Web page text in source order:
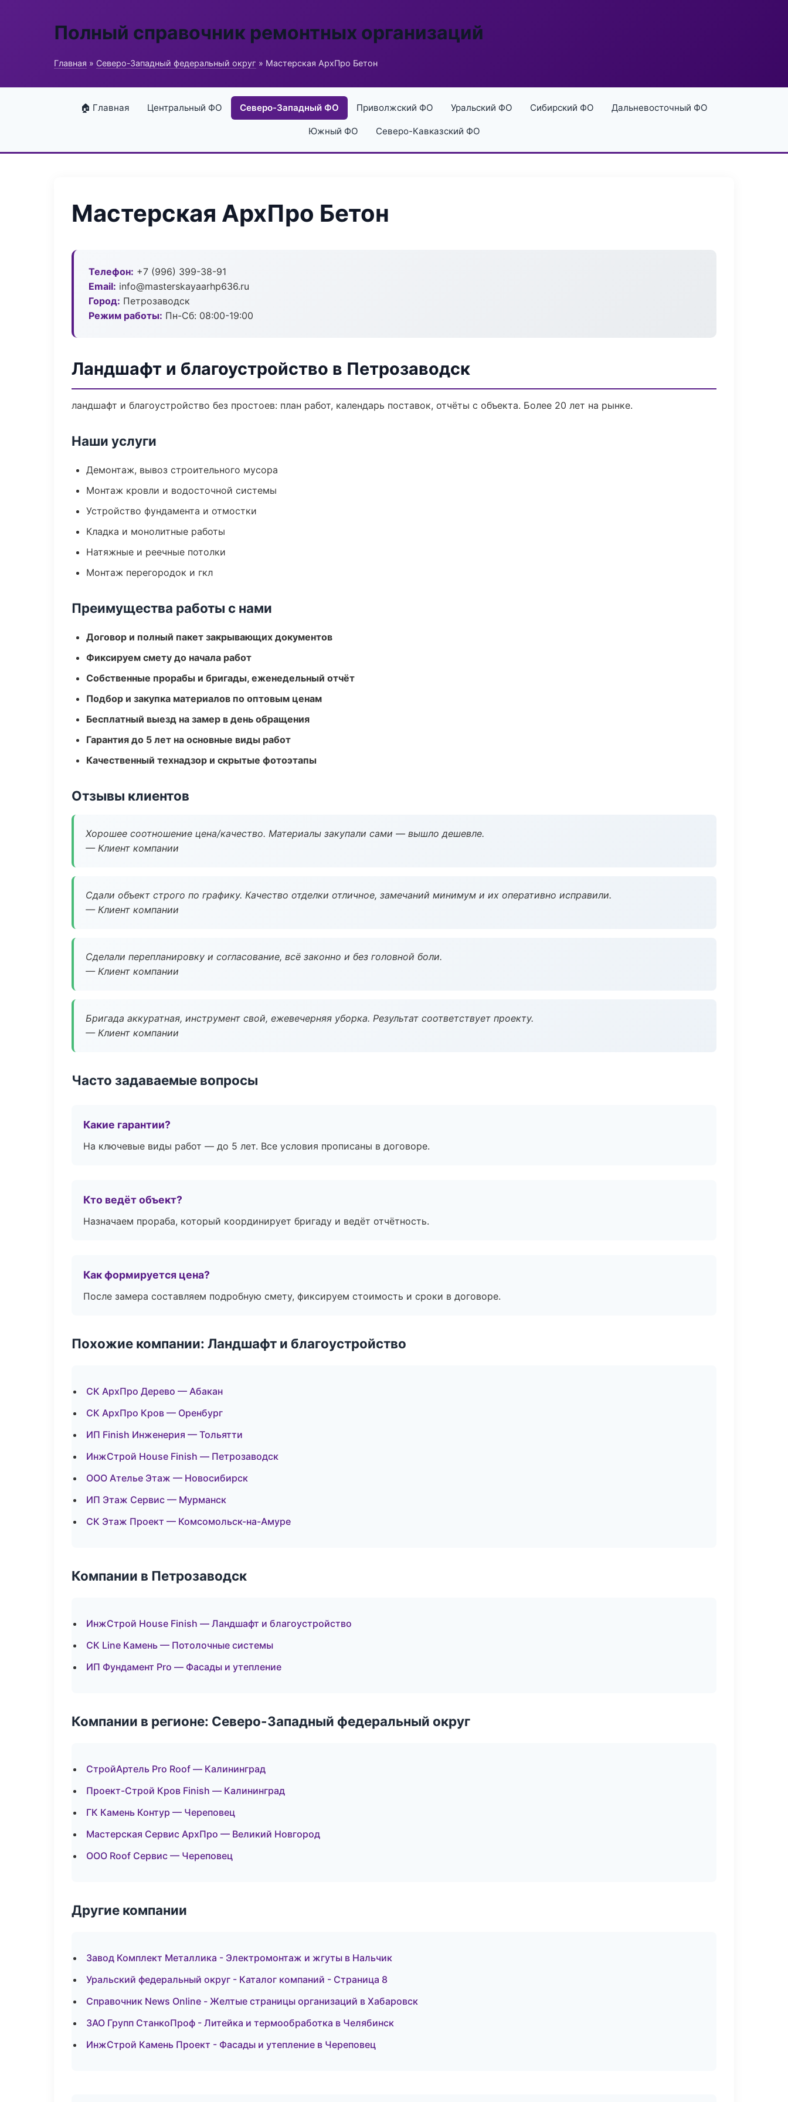
Полный справочник ремонтных организаций
Главная » Северо-Западный федеральный округ » Мастерская АрхПро Бетон
🏠 Главная Центральный ФО Северо-Западный ФО Приволжский ФО Уральский ФО Сибирский ФО Дальневосточный ФО
Южный ФО Северо-Кавказский ФО
Мастерская АрхПро Бетон
Телефон: +7 (996) 399-38-91
Email: info@masterskayaarhp636.ru
Город: Петрозаводск
Режим работы: Пн-Сб: 08:00-19:00
Ландшафт и благоустройство в Петрозаводск
ландшафт и благоустройство без простоев: план работ, календарь поставок, отчёты с объекта. Более 20 лет на рынке.
Наши услуги
Демонтаж, вывоз строительного мусора
Монтаж кровли и водосточной системы
Устройство фундамента и отмостки
Кладка и монолитные работы
Натяжные и реечные потолки
Монтаж перегородок и гкл
Преимущества работы с нами
Договор и полный пакет закрывающих документов
Фиксируем смету до начала работ
Собственные прорабы и бригады, еженедельный отчёт
Подбор и закупка материалов по оптовым ценам
Бесплатный выезд на замер в день обращения
Гарантия до 5 лет на основные виды работ
Качественный технадзор и скрытые фотоэтапы
Отзывы клиентов
Хорошее соотношение цена/качество. Материалы закупали сами — вышло дешевле.
— Клиент компании
Сдали объект строго по графику. Качество отделки отличное, замечаний минимум и их оперативно исправили.
— Клиент компании
Сделали перепланировку и согласование, всё законно и без головной боли.
— Клиент компании
Бригада аккуратная, инструмент свой, ежевечерняя уборка. Результат соответствует проекту.
— Клиент компании
Часто задаваемые вопросы
Какие гарантии?
На ключевые виды работ — до 5 лет. Все условия прописаны в договоре.
Кто ведёт объект?
Назначаем прораба, который координирует бригаду и ведёт отчётность.
Как формируется цена?
После замера составляем подробную смету, фиксируем стоимость и сроки в договоре.
Похожие компании: Ландшафт и благоустройство
СК АрхПро Дерево — Абакан
СК АрхПро Кров — Оренбург
ИП Finish Инженерия — Тольятти
ИнжСтрой House Finish — Петрозаводск
ООО Ателье Этаж — Новосибирск
ИП Этаж Сервис — Мурманск
СК Этаж Проект — Комсомольск-на-Амуре
Компании в Петрозаводск
ИнжСтрой House Finish — Ландшафт и благоустройство
СК Line Камень — Потолочные системы
ИП Фундамент Pro — Фасады и утепление
Компании в регионе: Северо-Западный федеральный округ
СтройАртель Pro Roof — Калининград
Проект-Строй Кров Finish — Калининград
ГК Камень Контур — Череповец
Мастерская Сервис АрхПро — Великий Новгород
ООО Roof Сервис — Череповец
Другие компании
Завод Комплект Металлика - Электромонтаж и жгуты в Нальчик
Уральский федеральный округ - Каталог компаний - Страница 8
Справочник News Online - Желтые страницы организаций в Хабаровск
ЗАО Групп СтанкоПроф - Литейка и термообработка в Челябинск
ИнжСтрой Камень Проект - Фасады и утепление в Череповец